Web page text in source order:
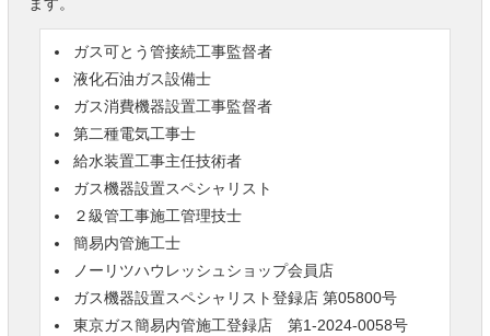
ガス可とう管接続工事監督者
液化石油ガス設備士
ガス消費機器設置工事監督者
第二種電気工事士
給水装置工事主任技術者
ガス機器設置スペシャリスト
２級管工事施工管理技士
簡易内管施工士
ノーリツハウレッシュショップ会員店
ガス機器設置スペシャリスト登録店 第05800号
東京ガス簡易内管施工登録店 第1-2024-0058号